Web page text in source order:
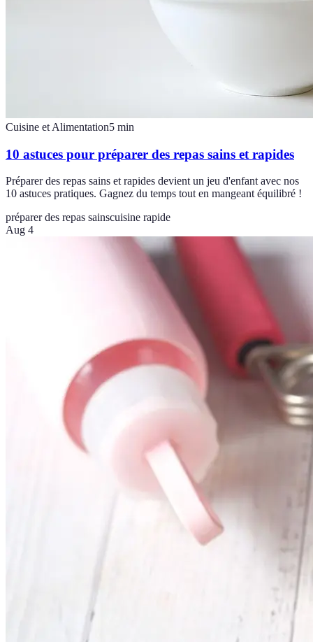
Cuisine et Alimentation5 min
10 astuces pour préparer des repas sains et rapides
Préparer des repas sains et rapides devient un jeu d'enfant avec nos
10 astuces pratiques. Gagnez du temps tout en mangeant équilibré !
préparer des repas sainscuisine rapide
Aug 4